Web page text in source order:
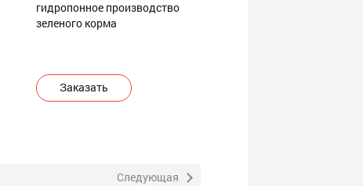
гидропонное производство
зеленого корма
Заказать
Следующая